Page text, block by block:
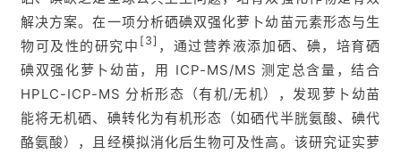
解决方案。在一项分析硒碘双强化萝卜幼苗元素形态与生
物可及性的研究中 [3] ，通过营养液添加硒、碘，培育硒
碘双强化萝卜幼苗，用 ICP-MS/MS 测定总含量，结合
HPLC-ICP-MS 分析形态（有机/无机），发现萝卜幼苗
能将无机硒、碘转化为有机形态（如硒代半胱氨酸、碘代
酪氨酸），且经模拟消化后生物可及性高。该研究证实萝